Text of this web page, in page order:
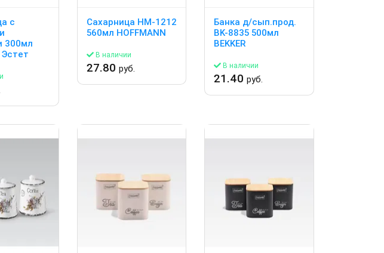
с
300мл
Сахарница HM-1212
560мл HOFFMANN
В наличии
27.80 руб.
Банка д/сып.прод.
BK-8835 500мл
BEKKER
В наличии
21.40руб.